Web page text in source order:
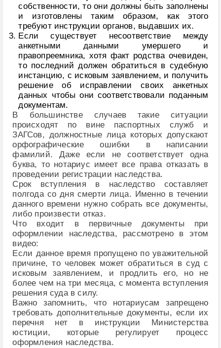
собственности, то они должны быть заполнены
и изготовлены таким образом, как этого
требуют инструкции органов, выдавших их.
Если существует несоответствие между
анкетными данными умершего и
правопреемника, хотя факт родства очевиден,
то последний должен обратиться в судебную
инстанцию, с исковым заявлением, и получить
решение об исправлении своих анкетных
данных чтобы они соответствовали поданным
документам.
В большинстве случаев такие ситуации
происходят по вине паспортных служб и
ЗАГСов, должностные лица которых допускают
орфографические ошибки в написании
фамилий. Даже если не соответствует одна
буква, то нотариус имеет все права отказать в
проведении регистрации наследства.
Срок вступления в наследство составляет
полгода со дня смерти лица. Именно в течении
данного времени нужно собрать все документы,
либо произвести отказ.
Что входит в первичные документы при
оформлении наследства, рассмотрено в этом
видео:
Если данное время пропущено по уважительной
причине, то человек может обратиться в суд с
исковым заявлением, и продлить его, но не
более чем на три месяца, с момента вступления
решения суда в силу.
Важно запомнить, что нотариусам запрещено
требовать дополнительные документы, если их
перечня нет в инструкции Министерства
юстиции, которые регулирует процесс
оформления наследства.